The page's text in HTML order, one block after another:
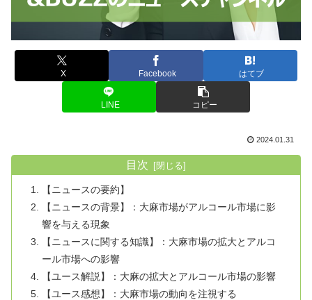
X Facebook はてブ
LINE コピー
2024.01.31
目次
【ニュースの要約】
【ニュースの背景】：大麻市場がアルコール市場に影
響を与える現象
【ニュースに関する知識】：大麻市場の拡大とアルコ
ール市場への影響
【ユース解説】：大麻の拡大とアルコール市場の影響
【ユース感想】：大麻市場の動向を注視する